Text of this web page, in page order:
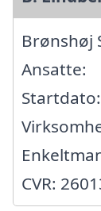
Brønshøj
Ansatte:
CVR: